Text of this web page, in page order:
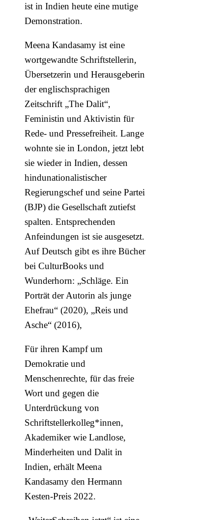
ist in Indien heute eine mutige
Demonstration.
Meena Kandasamy ist eine
wortgewandte Schriftstellerin,
Übersetzerin und Herausgeberin
der englischsprachigen
Zeitschrift „The Dalit“,
Feministin und Aktivistin für
Rede- und Pressefreiheit. Lange
wohnte sie in London, jetzt lebt
sie wieder in Indien, dessen
hindunationalistischer
Regierungschef und seine Partei
(BJP) die Gesellschaft zutiefst
spalten. Entsprechenden
Anfeindungen ist sie ausgesetzt.
Auf Deutsch gibt es ihre Bücher
bei CulturBooks und
Wunderhorn: „Schläge. Ein
Porträt der Autorin als junge
Ehefrau“ (2020), „Reis und
Asche“ (2016),
Für ihren Kampf um
Demokratie und
Menschenrechte, für das freie
Wort und gegen die
Unterdrückung von
Schriftstellerkolleg*innen,
Akademiker wie Landlose,
Minderheiten und Dalit in
Indien, erhält Meena
Kandasamy den Hermann
Kesten-Preis 2022.